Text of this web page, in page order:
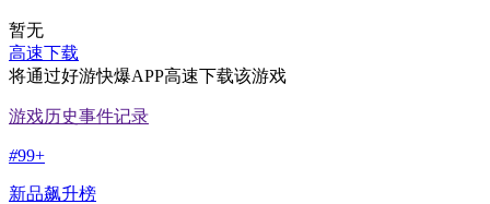
暂无
高速下载
将通过好游快爆APP高速下载该游戏
游戏历史事件记录
#99+
新品飙升榜